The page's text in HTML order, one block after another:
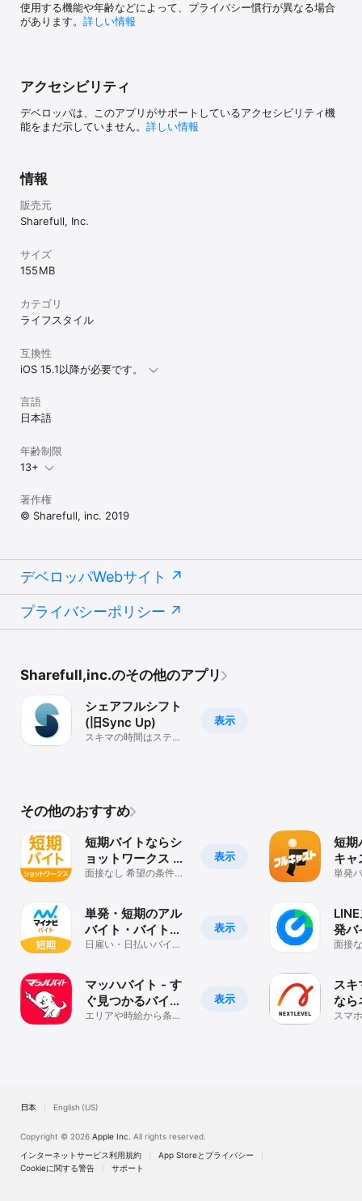
５．当日になったら直接勤務先へ！勤務終了したら即日でお給料ゲ
ット！（※2）
==== 全国に展開中！ ====
＜関東＞東京 神奈川 埼玉 千葉 茨城 栃木 群馬
＜関西＞大阪 京都 三重 滋賀 兵庫 奈良 和歌山
＜甲信越＞山梨 長野
＜中部＞愛知 静岡 岐阜
＜中国＞鳥取 島根 岡山 広島 山口
＜四国＞徳島 香川 愛媛 高知
＜九州＞福岡 佐賀 長崎 熊本 大分 宮崎 鹿児島 沖縄
現在求人が少ない地域でも、登録をしておけば就業希望エリア付近
の新着求人の通知が受け取れます。
【お問い合わせ先】
らお気軽にお問い合わせください。
https://sharefull.zendesk.com/hc/ja/requests/new
※1：アプリ全体ダウンロード数（2026年7月時点）
※2：求人によって条件が異なります。
携により歩数を取得します。利用開始時にヘルスケア機能の連携が
求められます。
使用する機能や年齢などによって、プライバシー慣行が異なる場合
があります。 詳しい情報
アクセシビリティ
デベロッパは、このアプリがサポートしているアクセシビリティ機
能をまだ示していません。 詳しい情報
情報
販売元
Sharefull, Inc.
サイズ
155 MB
カテゴリ
ライフスタイル
互換性
iOS 15.1以降が必要です。
言語
日本語
年齢制限
13+
著作権
© Sharefull, inc. 2019
デベロッパWebサイト
プライバシーポリシー
Sharefull,inc.のその他のアプリ
表示
シェアフルシフト
(旧Sync Up)
スキマの時間はステキ
その他のおすすめ
表示
短期バイトならシ
ョットワークス す
ぐ働ける単発バイ
面接なし 希望の条件で
表示
単発・短期のアル
バイト・バイト、
スキマバイトはマ
日雇い・日払いバイ
に！
表示
マッハバイト - す
ぐ見つかるバイ
ト・アルバイト求
エリアや時給から条件
短期
キャ
ポー
単発
発バ
時間
面接
ス
なら
ル-
スマ
日本 English (US)
Copyright © 2026 Apple Inc. All rights reserved.
インターネットサービス利用規約
App Storeとプライバシー
Cookieに関する警告
サポート